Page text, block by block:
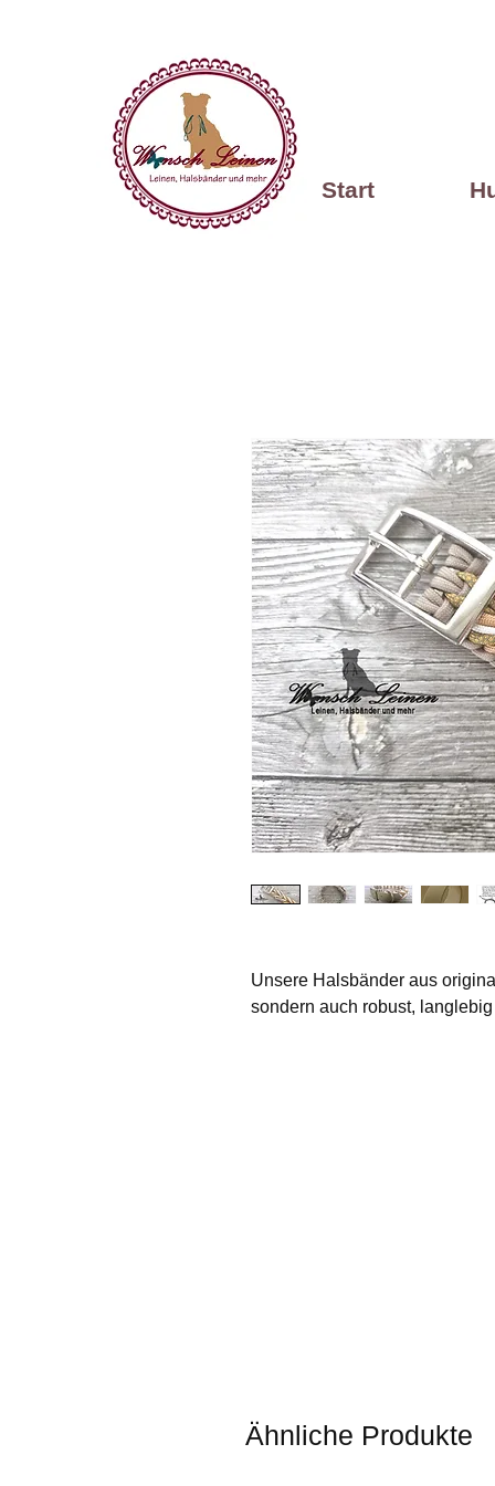
Start
Unsere Halsbänder aus
sondern auch robust,
Ähnliche Produkte